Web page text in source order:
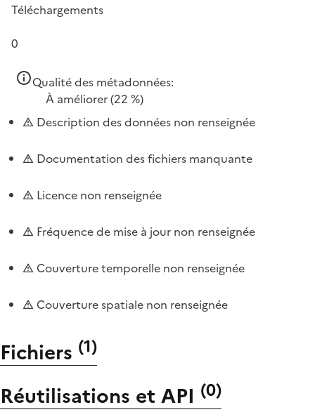
Téléchargements
0
Qualité des métadonnées:
À améliorer(22 %)
Description des données non renseignée
Documentation des fichiers manquante
Licence non renseignée
Fréquence de mise à jour non renseignée
Couverture temporelle non renseignée
Couverture spatiale non renseignée
Fichiers (1)
Réutilisations et API (0)